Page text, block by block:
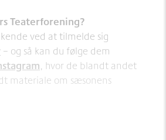
Teaterforening?
ved at tilmelde sig
– og så kan du følge dem
, hvor de blandt andet
materiale om sæsonens